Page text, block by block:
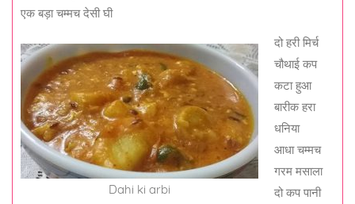
एक बड़ा चम्मच देसी घी
Dahi ki arbi
दो हरी मिर्च
चौथाई कप
कटा हुआ
बारीक हरा
धनिया
आधा चम्मच
गरम मसाला
दो कप पानी